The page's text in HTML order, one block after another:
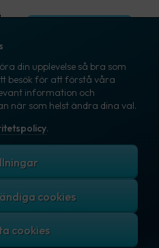
Skapa konto
AB. All rights reserved.
din upplevelse så bra som
besök för att förstå våra
information och
när som helst ändra dina val.
.
cookies